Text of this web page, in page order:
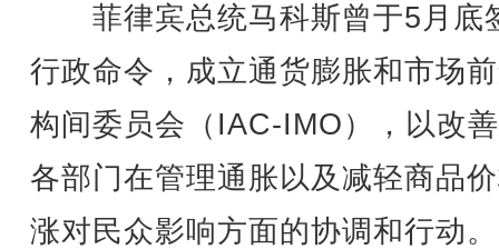
菲律宾总统马科斯曾于5月底
行政命令，成立通货膨胀和市场
构间委员会（IAC-IMO），以改
各部门在管理通胀以及减轻商品
涨对民众影响方面的协调和行动。